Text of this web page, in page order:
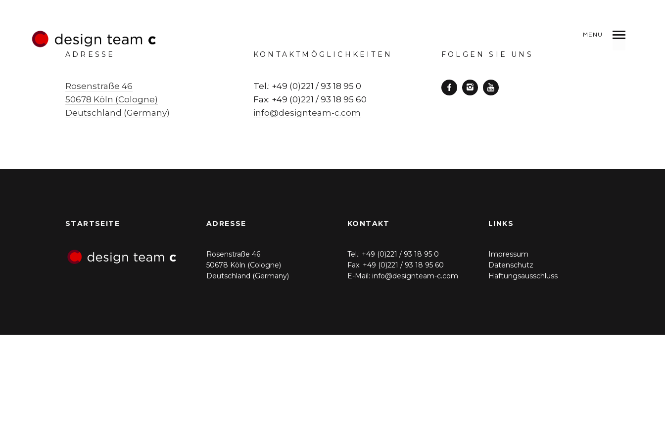
MENU
ADRESSE
Rosenstraße 46
50678 Köln (Cologne)
Deutschland (Germany)
KONTAKTMÖGLICHKEITEN
Tel.: +49 (0)221 / 93 18 95 0
Fax: +49 (0)221 / 93 18 95 60
info@designteam-c.com
FOLGEN SIE UNS
STARTSEITE ADRESSE
Rosenstraße 46
50678 Köln (Cologne)
Deutschland (Germany)
KONTAKT
Tel.: +49 (0)221 / 93 18 95 0
Fax: +49 (0)221 / 93 18 95 60
E-Mail: info@designteam-c.com
LINKS
Impressum
Datenschutz
Haftungsausschluss